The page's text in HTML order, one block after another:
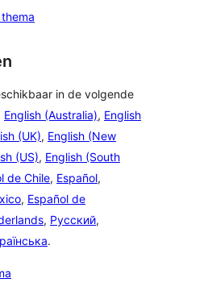
in de volgende
English (Australia), English
(UK), English (New
(US), English (South
de Chile, Español,
, Español de
, Русский,
.